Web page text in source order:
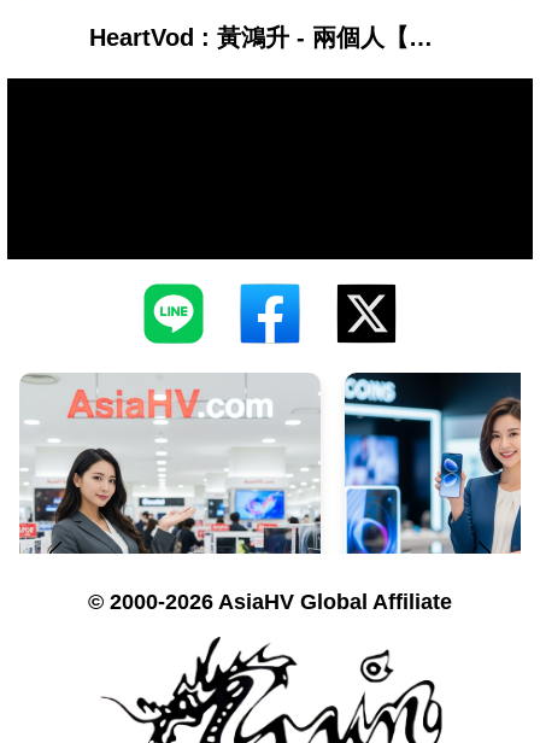
HeartVod : 黃鴻升 - 兩個人【歌詞】(1989一念間 片尾曲)
© 2000-2026 AsiaHV Global Affiliate